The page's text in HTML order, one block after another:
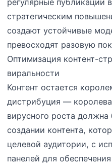
регулярные публикации
стратегическим
создают устойчивые
превосходят разовую
Оптимизация контент-
виральности
Контент остается
дистрибуция —
вирусного роста должна
создании контента,
целевой аудитории, с
панелей для